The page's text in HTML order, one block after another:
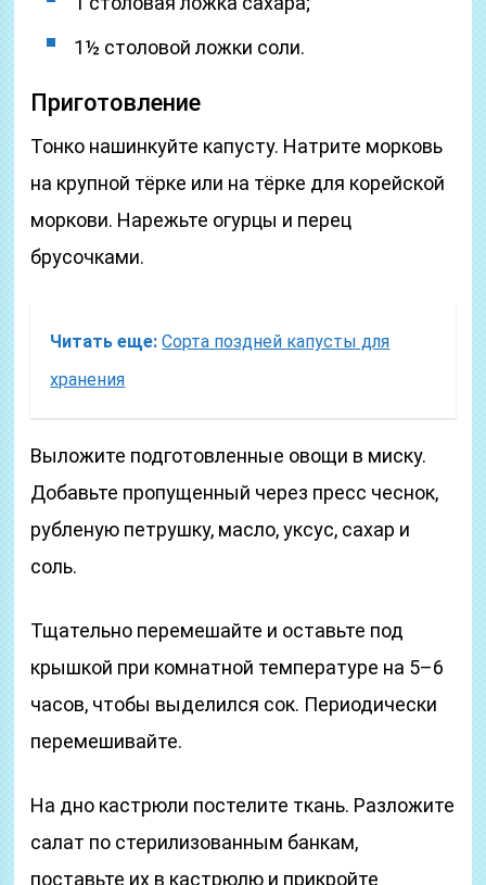
1½ столовой ложки соли.
Приготовление
Тонко нашинкуйте капусту. Натрите морковь
на крупной тёрке или на тёрке для корейской
моркови. Нарежьте огурцы и перец
брусочками.
Читать еще: Сорта поздней капусты для
хранения
Выложите подготовленные овощи в миску.
Добавьте пропущенный через пресс чеснок,
рубленую петрушку, масло, уксус, сахар и
соль.
Тщательно перемешайте и оставьте под
крышкой при комнатной температуре на 5–6
часов, чтобы выделился сок. Периодически
перемешивайте.
На дно кастрюли постелите ткань. Разложите
салат по стерилизованным банкам,
поставьте их в кастрюлю и прикройте